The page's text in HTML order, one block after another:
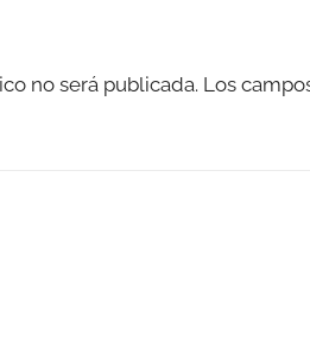
no será publicada. Los